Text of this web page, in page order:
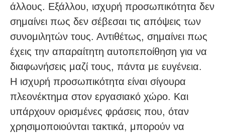
άλλους. Εξάλλου, ισχυρή προσωπικότητα δεν
σημαίνει πως δεν σέβεσαι τις απόψεις των
συνομιλητών τους. Αντιθέτως, σημαίνει πως
έχεις την απαραίτητη αυτοπεποίθηση για να
διαφωνήσεις μαζί τους, πάντα με ευγένεια.
Η ισχυρή προσωπικότητα είναι σίγουρα
πλεονέκτημα στον εργασιακό χώρο. Και
υπάρχουν ορισμένες φράσεις που, όταν
χρησιμοποιούνται τακτικά, μπορούν να